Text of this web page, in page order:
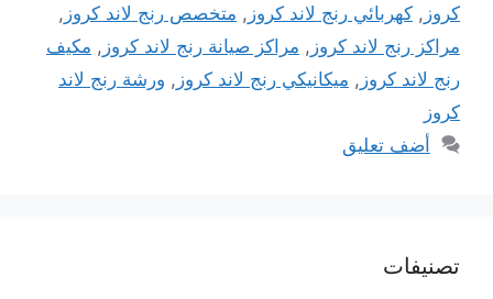
كروز , كهربائي رنج لاند كروز , متخصص رنج لاند كروز ,
مراكز رنج لاند كروز , مراكز صيانة رنج لاند كروز , مكيف
رنج لاند كروز , ميكانيكي رنج لاند كروز , ورشة رنج لاند
كروز
أضف تعليق
تصنيفات